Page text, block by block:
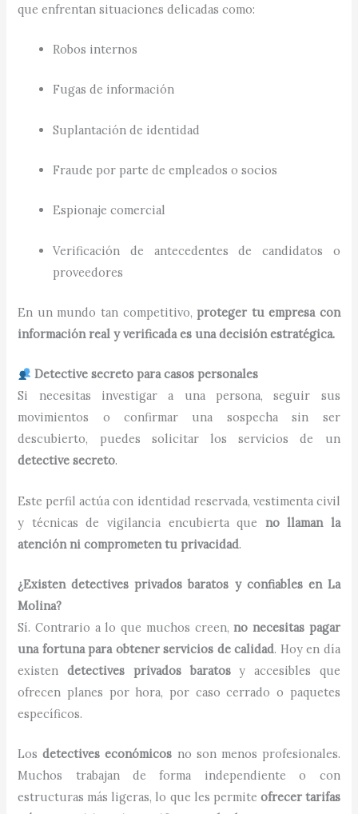
que enfrentan situaciones delicadas como:
Robos internos
Fugas de información
Suplantación de identidad
Fraude por parte de empleados o socios
Espionaje comercial
Verificación de antecedentes de candidatos o
proveedores
En un mundo tan competitivo, proteger tu empresa con
información real y verificada es una decisión estratégica.
Detective secreto para casos personales
Si necesitas investigar a una persona, seguir sus
movimientos o confirmar una sospecha sin ser
descubierto, puedes solicitar los servicios de un
detective secreto.
Este perfil actúa con identidad reservada, vestimenta civil
y técnicas de vigilancia encubierta que no llaman la
atención ni comprometen tu privacidad.
¿Existen detectives privados baratos y confiables en La
Molina?
Sí. Contrario a lo que muchos creen,no necesitas pagar
una fortuna para obtener servicios de calidad. Hoy en día
existendetectives privados baratosy accesibles que
ofrecen planes por hora, por caso cerrado o paquetes
específicos.
Losdetectives económicos no son menos profesionales.
Muchos trabajan de forma independiente o con
estructuras más ligeras, lo que les permite ofrecer tarifas